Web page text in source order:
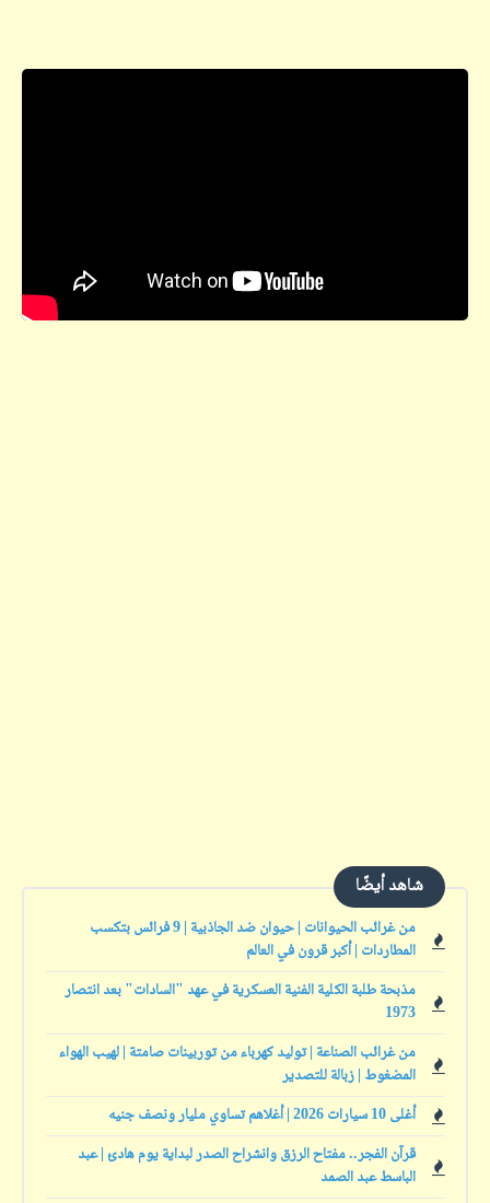
شاهد أيضًا
من غرائب الحيوانات | حيوان ضد الجاذبية | 9 فرائس بتكسب
المطاردات | أكبر قرون في العالم
مذبحة طلبة الكلية الفنية العسكرية في عهد "السادات" بعد انتصار
1973
من غرائب الصناعة | توليد كهرباء من توربينات صامتة | لهيب الهواء
المضغوط | زبالة للتصدير
أغلى 10 سيارات 2026 | أغلاهم تساوي مليار ونصف جنيه
قرآن الفجر.. مفتاح الرزق وانشراح الصدر لبداية يوم هادئ | عبد
الباسط عبد الصمد